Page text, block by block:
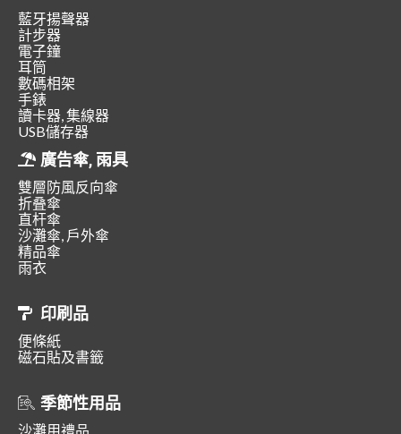
藍牙揚聲器
計步器
電子鐘
耳筒
數碼相架
手錶
讀卡器, 集線器
USB儲存器
廣告傘, 雨具
雙層防風反向傘
折叠傘
直杆傘
沙灘傘, 戶外傘
精品傘
雨衣
印刷品
便條紙
磁石貼及書籤
季節性用品
沙灘用禮品